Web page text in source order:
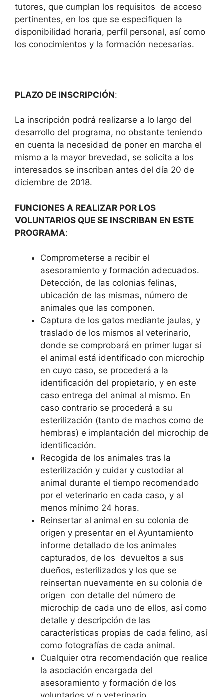
tutores, que cumplan los requisitos de acceso
pertinentes, en los que se especifiquen la
disponibilidad horaria, perfil personal, así como
los conocimientos y la formación necesarias.
PLAZO DE INSCRIPCIÓN:
La inscripción podrá realizarse a lo largo del
desarrollo del programa, no obstante teniendo
en cuenta la necesidad de poner en marcha el
mismo a la mayor brevedad, se solicita a los
interesados se inscriban antes del día 20 de
diciembre de 2018.
FUNCIONES A REALIZAR POR LOS
VOLUNTARIOS QUE SE INSCRIBAN EN ESTE
PROGRAMA:
Comprometerse a recibir el
asesoramiento y formación adecuados.
Detección, de las colonias felinas,
ubicación de las mismas, número de
animales que las componen.
Captura de los gatos mediante jaulas, y
traslado de los mismos al veterinario,
donde se comprobará en primer lugar si
el animal está identificado con microchip
en cuyo caso, se procederá a la
identificación del propietario, y en este
caso entrega del animal al mismo. En
caso contrario se procederá a su
esterilización (tanto de machos como de
hembras) e implantación del microchip de
identificación.
Recogida de los animales tras la
esterilización y cuidar y custodiar al
animal durante el tiempo recomendado
por el veterinario en cada caso, y al
menos mínimo 24 horas.
Reinsertar al animal en su colonia de
origen y presentar en el Ayuntamiento
informe detallado de los animales
capturados, de los devueltos a sus
dueños, esterilizados y los que se
reinsertan nuevamente en su colonia de
origen con detalle del número de
microchip de cada uno de ellos, así como
detalle y descripción de las
características propias de cada felino, así
como fotografías de cada animal.
Cualquier otra recomendación que realice
la asociación encargada del
asesoramiento y formación de los